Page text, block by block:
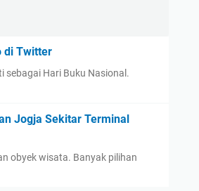
di Twitter
sebagai Hari Buku Nasional.
Jogja Sekitar Terminal
obyek wisata. Banyak pilihan